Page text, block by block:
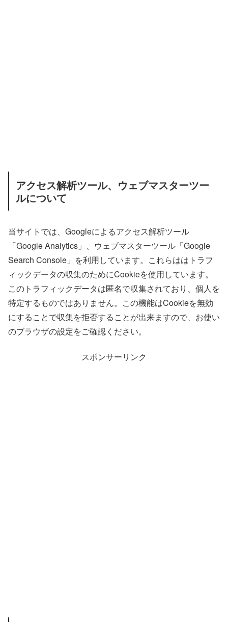
アクセス解析ツール、ウェブマスターツー
ルについて
当サイトでは、Googleによるアクセス解析ツール
「Google Analytics」、ウェブマスターツール「Google
Search Console」を利用しています。これらははトラフ
ィックデータの収集のためにCookieを使用しています。
このトラフィックデータは匿名で収集されており、個人を
特定するものではありません。この機能はCookieを無効
にすることで収集を拒否することが出来ますので、お使い
のブラウザの設定をご確認ください。
スポンサーリンク